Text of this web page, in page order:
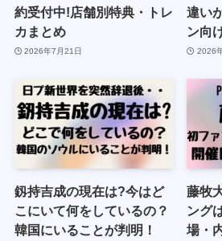
約受付中!店舗別特典・トレ
カまとめ
2026年7月21日
違い
ン向
2026
釼持吉成の現在は?今はど
こにいて何をしているの？
韓国にいることが判明！
藤牧
ング
場・